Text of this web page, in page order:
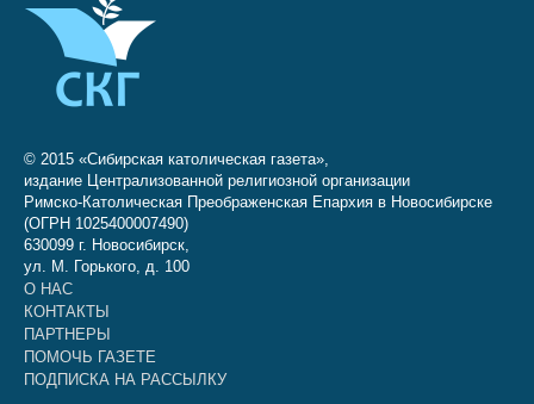
© 2015 «Сибирская католическая газета»,
издание Централизованной религиозной организации
Римско-Католическая Преображенская Епархия в Новосибирске
(ОГРН 1025400007490)
630099 г. Новосибирск,
ул. М. Горького, д. 100
О НАС
КОНТАКТЫ
ПАРТНЕРЫ
ПОМОЧЬ ГАЗЕТЕ
ПОДПИСКА НА РАССЫЛКУ